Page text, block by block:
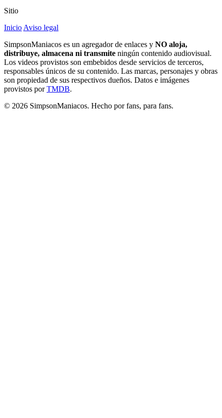
Sitio
Inicio Aviso legal
SimpsonManiacos es un agregador de enlaces y NO aloja,
distribuye, almacena ni transmite ningún contenido audiovisual.
Los videos provistos son embebidos desde servicios de terceros,
responsables únicos de su contenido. Las marcas, personajes y obras
son propiedad de sus respectivos dueños. Datos e imágenes
provistos porTMDB.
© 2026 SimpsonManiacos. Hecho por fans, para fans.